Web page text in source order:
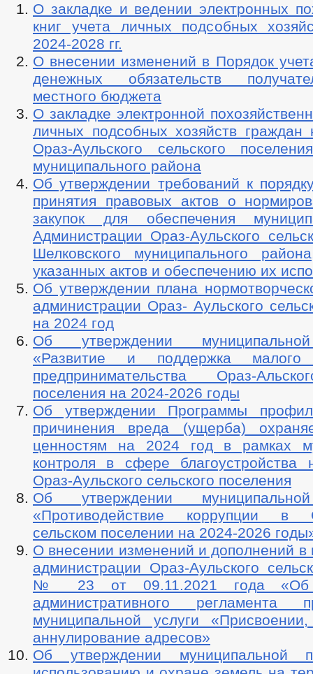
О закладке и ведении электронных
книг учета личных подсобных
2024-2028 гг.
О внесении изменений в Порядок
денежных обязательств
местного бюджета
О закладке электронной
личных подсобных хозяйств граждан
Ораз-Аульского сельского
муниципального района
Об утверждении требований к
принятия правовых актов о
закупок для обеспечения
Администрации Ораз-Аульского
Шелковского муниципального
указанных актов и обеспечению их
Об утверждении плана
администрации Ораз- Аульского
на 2024 год
Об утверждении
«Развитие и поддержка
предпринимательства Ораз-
поселения на 2024-2026 годы
Об утверждении Программы
причинения вреда (ущерба)
ценностям на 2024 год в рамках
контроля в сфере благоустройства
Ораз-Аульского сельского поселения
Об утверждении
«Противодействие коррупции в
сельском поселении на 2024-2026
О внесении изменений и дополнений в
администрации Ораз-Аульского
№ 23 от 09.11.2021 года «Об
административного регламента
муниципальной услуги
аннулирование адресов»
Об утверждении муниципальной